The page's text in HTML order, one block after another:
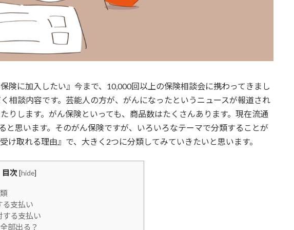
険に加入したい』今まで、10,000回以上の保険相談会に携わってきまし
相談内容です。芸能人の方が、がんになったというニュースが報道され
りします。がん保険といっても、商品数はたくさんあります。現在流通
と思います。そのがん保険ですが、いろいろなテーマで分類することが
け取れる理由』で、大きく2つに分類してみていきたいと思います。
目次[hide]
支払い
る支払い
部出る？